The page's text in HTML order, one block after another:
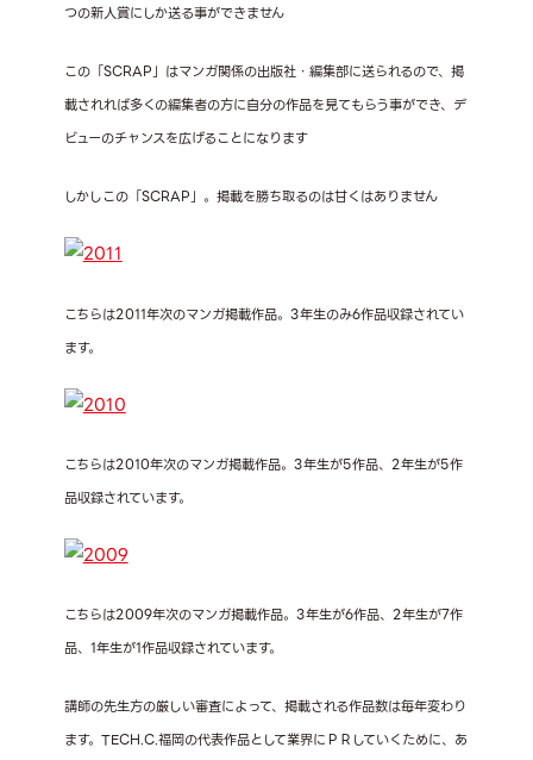
つの新人賞にしか送る事ができません
この「SCRAP」はマンガ関係の出版社・編集部に送られるので、掲
載されれば多くの編集者の方に自分の作品を見てもらう事ができ、デ
ビューのチャンスを広げることになります
しかしこの「SCRAP」。掲載を勝ち取るのは甘くはありません
こちらは2011年次のマンガ掲載作品。3年生のみ6作品収録されてい
ます。
こちらは2010年次のマンガ掲載作品。3年生が5作品、2年生が5作
品収録されています。
こちらは2009年次のマンガ掲載作品。3年生が6作品、2年生が7作
品、1年生が1作品収録されています。
講師の先生方の厳しい審査によって、掲載される作品数は毎年変わり
ます。TECH.C.福岡の代表作品として業界にＰＲしていくために、あ